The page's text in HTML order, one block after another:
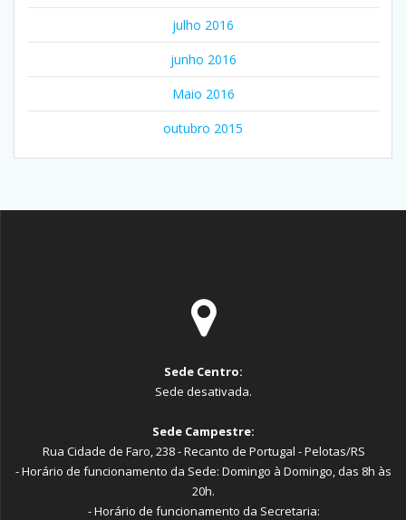
julho 2016
junho 2016
Maio 2016
outubro 2015
Sede Centro:
Sede desativada.
Sede Campestre:
Rua Cidade de Faro, 238 - Recanto de Portugal - Pelotas/RS
- Horário de funcionamento da Sede: Domingo à Domingo, das 8h às
20h.
- Horário de funcionamento da Secretaria: